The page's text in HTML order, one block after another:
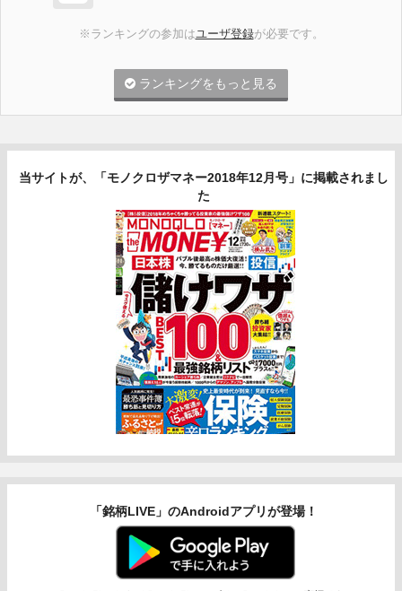
※ランキングの参加はユーザ登録が必要です。
ランキングをもっと見る
当サイトが、「モノクロザマネー2018年12月号」に掲載されまし
た
「銘柄LIVE」のAndroidアプリが登場！